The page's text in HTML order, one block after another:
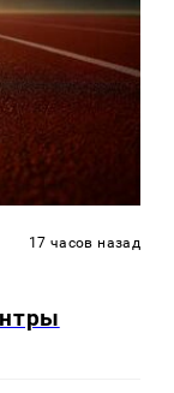
17 часов назад